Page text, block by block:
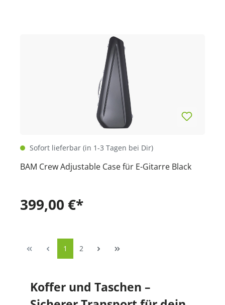
Sofort lieferbar (in 1-3 Tagen bei Dir)
BAM Crew Adjustable Case für E-Gitarre Black
399,00 €*
1 2
Koffer und Taschen –